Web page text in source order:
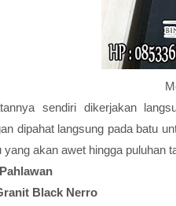
sendiri dikerjakan
dipahat langsung pada batu
akan awet hingga puluhan
Black Nerro